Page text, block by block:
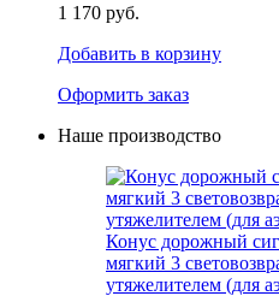
1 170 руб.
Добавить в корзину
Оформить заказ
Наше производство
Конус дорожный
мягкий 3
утяжелителем (для